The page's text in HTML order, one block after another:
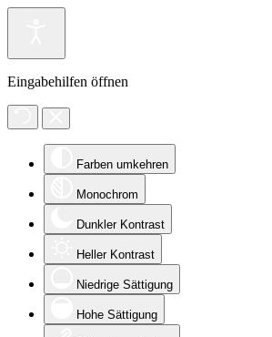
Eingabehilfen öffnen
Farben umkehren
Monochrom
Dunkler Kontrast
Heller Kontrast
Niedrige Sättigung
Hohe Sättigung